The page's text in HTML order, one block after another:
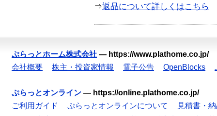
⇒返品について詳しくはこちら
ぷらっとホーム株式会社 — https://www.plathome.co.jp/
会社概要
株主・投資家情報 電子公告 OpenBlocks
ぷらっとオンライン — https://online.plathome.co.jp/
ご利用ガイド
ぷらっとオンラインについて
見積書・